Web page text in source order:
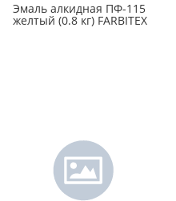
Эмаль алкидная ПФ-115
желтый (0.8 кг) FARBITEX